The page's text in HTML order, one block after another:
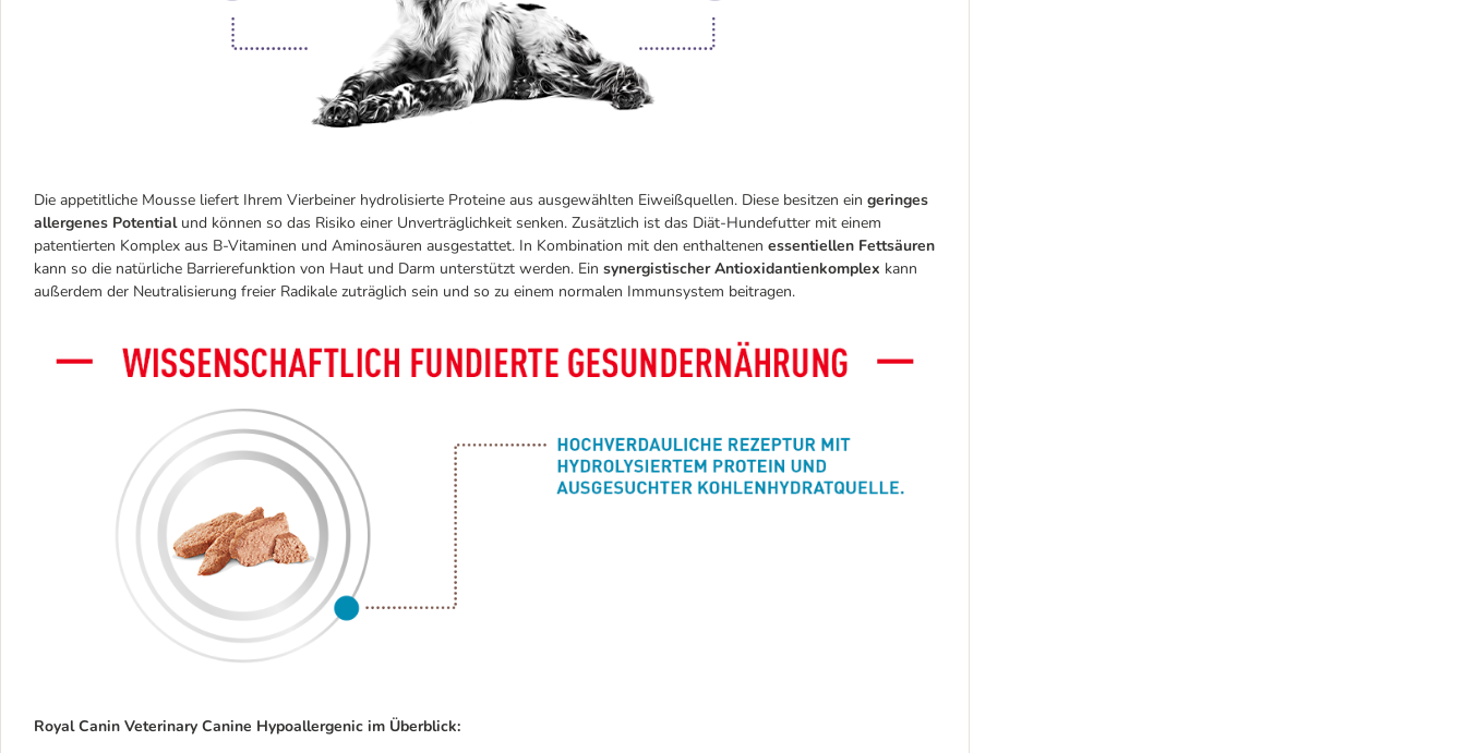
Die appetitliche Mousse liefert Ihrem Vierbeiner hydrolisierte Proteine aus ausgewählten Eiweißquellen. Diese besitzen ein geringes
allergenes Potentialund können so das Risiko einer Unverträglichkeit senken. Zusätzlich ist das Diät-Hundefutter mit einem
patentierten Komplex aus B-Vitaminen und Aminosäuren ausgestattet. In Kombination mit den enthaltenen essentiellen Fettsäuren
kann so die natürliche Barrierefunktion von Haut und Darm unterstützt werden. Ein synergistischer Antioxidantienkomplex kann
außerdem der Neutralisierung freier Radikale zuträglich sein und so zu einem normalen Immunsystem beitragen.
Royal Canin Veterinary Canine Hypoallergenic im Überblick: